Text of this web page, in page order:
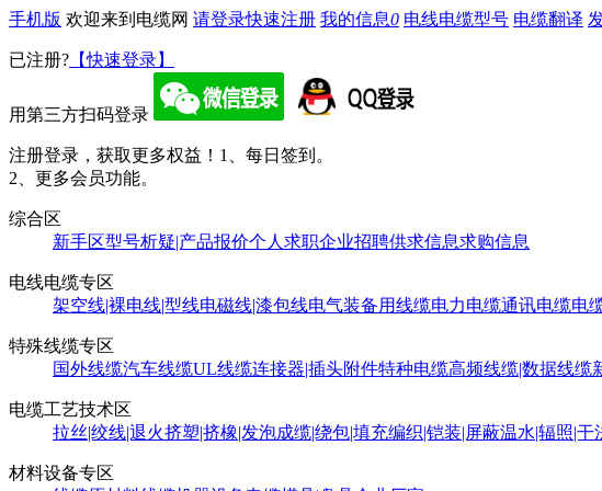
手机版 欢迎来到电缆网 请登录快速注册 我的信息0 电线电缆型号 电缆翻译
已注册? 【快速登录】
用第三方扫码登录
注册登录，获取更多权益！ 1、每日签到。
2、更多会员功能。
综合区
新手区型号析疑|产品报价个人求职企业招聘供求信息求购信息
电线电缆专区
架空线|裸电线|型线电磁线|漆包线电气装备用线缆电力电缆通讯电缆电
特殊线缆专区
国外线缆汽车线缆UL线缆连接器|插头附件特种电缆高频线缆|数据线缆
电缆工艺技术区
拉丝|绞线|退火挤塑|挤橡|发泡成缆|绕包|填充编织|铠装|屏蔽温水|辐照|干
材料设备专区